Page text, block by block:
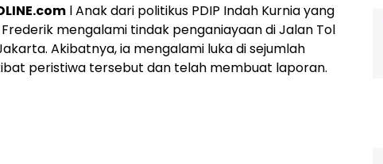
l Anak dari politikus PDIP Indah Kurnia yang
mengalami tindak penganiayaan di Jalan Tol
Akibatnya, ia mengalami luka di sejumlah
peristiwa tersebut dan telah membuat laporan.